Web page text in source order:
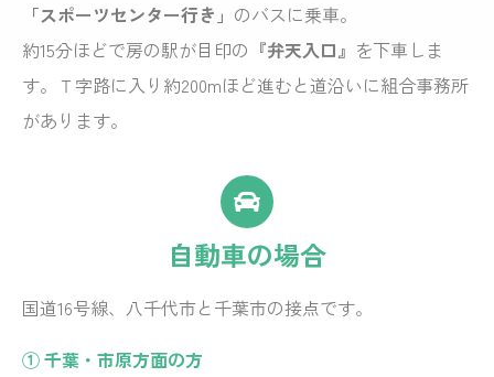
「スポーツセンター行き」 のバスに乗車。
約15分ほどで房の駅が目印の 『弁天入口』 を下車しま
す。Ｔ字路に入り約200mほど進むと道沿いに組合事務所
があります。
自動車の場合
国道16号線、八千代市と千葉市の接点です。
① 千葉・市原方面の方